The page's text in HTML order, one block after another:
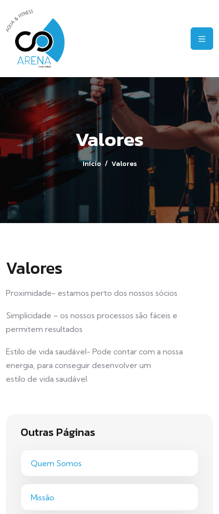
Valores
Início Valores
Valores
Proximidade- estamos perto dos nossos sócios
Simplicidade – os nossos processos são fáceis e
permitem resultados
Estilo de vida saudável- Pode contar com a nossa
energia, para conseguir desenvolver um
estilo de vida saudável.
Outras Páginas
Quem Somos
Missão